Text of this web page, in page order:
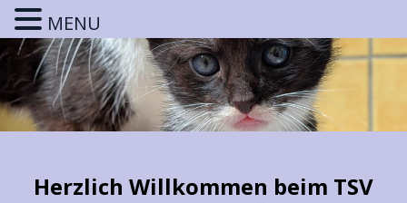
Herzlich Willkommen beim TSV
MENU